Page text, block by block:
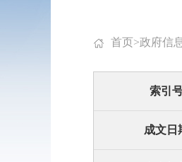
首页 >政府信
索引
成文日